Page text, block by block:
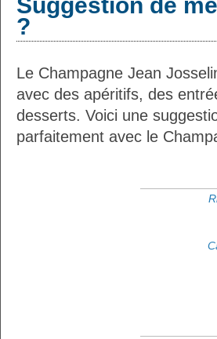
?
Le Champagne Jean
avec des apéritifs, des
desserts. Voici une
parfaitement avec le